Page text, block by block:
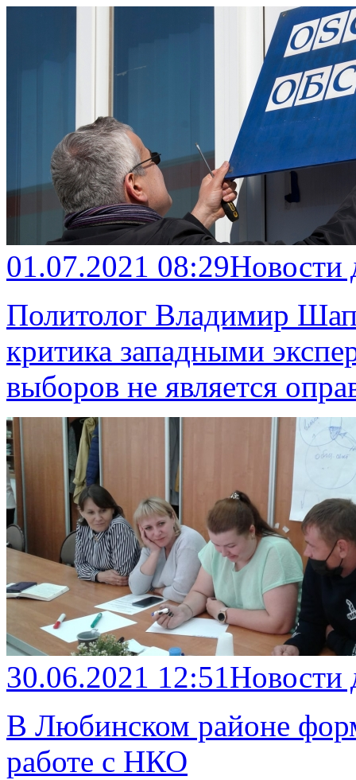
01.07.2021 08:29
Политолог Владимир
критика западными
выборов не является
30.06.2021 12:51
В Любинском районе
работе с НКО